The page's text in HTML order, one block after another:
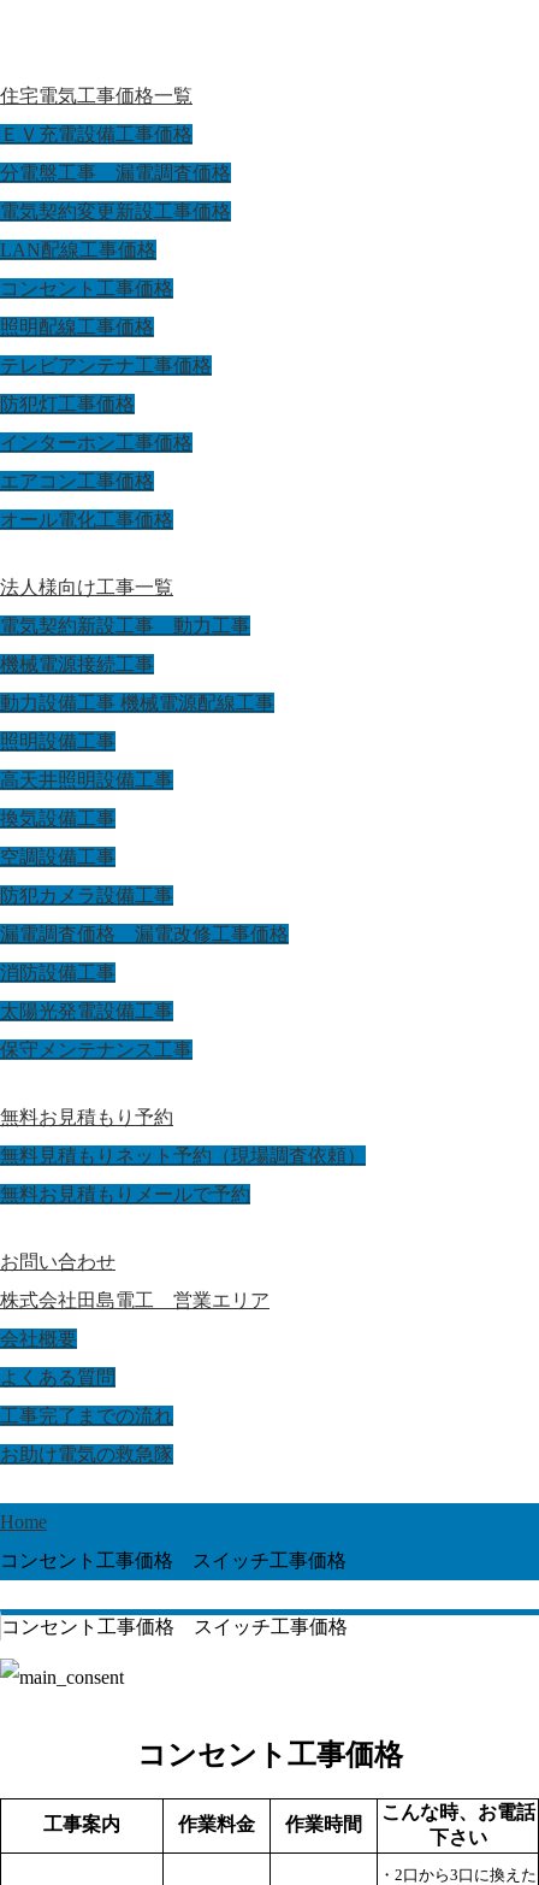
住宅電気工事価格一覧
ＥＶ充電設備工事価格
分電盤工事 漏電調査価格
電気契約変更新設工事価格
LAN配線工事価格
コンセント工事価格
照明配線工事価格
テレビアンテナ工事価格
防犯灯工事価格
インターホン工事価格
エアコン工事価格
オール電化工事価格
法人様向け工事一覧
電気契約新設工事 動力工事
機械電源接続工事
動力設備工事 機械電源配線工事
照明設備工事
高天井照明設備工事
換気設備工事
空調設備工事
防犯カメラ設備工事
漏電調査価格 漏電改修工事価格
消防設備工事
太陽光発電設備工事
保守メンテナンス工事
無料お見積もり予約
無料見積もりネット予約（現場調査依頼）
無料お見積もりメールで予約
お問い合わせ
株式会社田島電工 営業エリア
会社概要
よくある質問
工事完了までの流れ
お助け電気の救急隊
Home
コンセント工事価格 スイッチ工事価格
コンセント工事価格 スイッチ工事価格
コンセント工事価格
工事案内 作業料金 作業時間
こんな時、お電話
下さい
・2口から3口に換えた